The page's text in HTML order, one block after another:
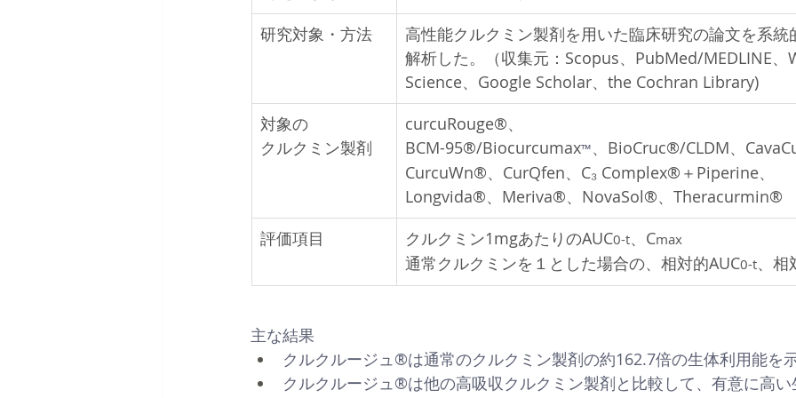
研究対象・方法
高性能クルクミン製剤を用いた臨床研究の論文を系統
解析した。（収集元：Scopus、PubMed/MEDLINE
Science、Google Scholar、the Cochran Library)
対象の
クルクミン製剤
curcuRouge®、
BCM-95®/Biocurcumax™、BioCruc®/CLDM、
CurcuWn®、CurQfen、C₃ Complex®＋Piperine、
Longvida®、Meriva®、NovaSol®、Theracurmin®
評価項目
クルクミン1mgあたりのAUC0-t、Cmax
通常クルクミンを１とした場合の、相対的AUC0-t、相
主な結果
クルクルージュ®は通常のクルクミン製剤の約162.7倍の生体利用能を
クルクルージュ®は他の高吸収クルクミン製剤と比較して、有意に高